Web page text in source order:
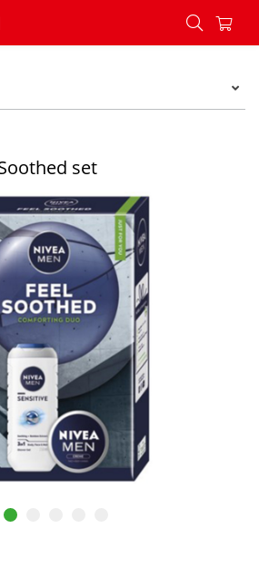
Feel Soothed set - Konzum
set